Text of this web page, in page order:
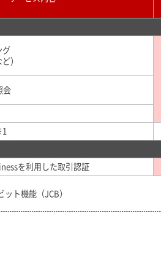
グ
）
会
を利用した取引認証
ト機能（JCB）